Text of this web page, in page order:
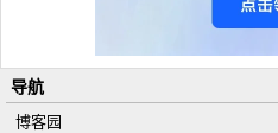
导航
博客园